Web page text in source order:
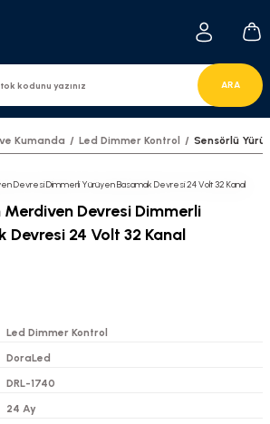
ARA
Kumanda Led Dimmer Kontrol Sensörlü
Devresi Dimmerli
Devresi 24 Volt 32 Kanal
Led Dimmer Kontrol
DoraLed
DRL-1740
24 Ay